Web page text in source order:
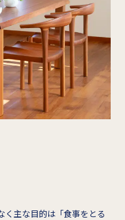
く主な目的は「食事をとる